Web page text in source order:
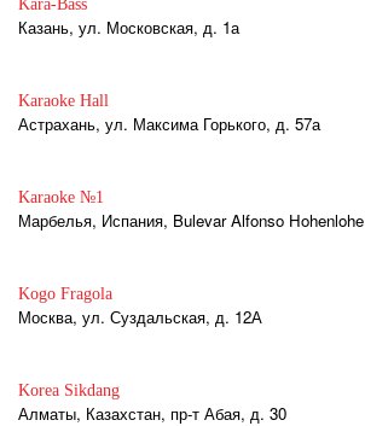
Kara-Bass
Казань, ул. Московская, д. 1а
Karaoke Hall
Астрахань, ул. Максима Горького, д. 57а
Karaoke №1
Марбелья, Испания, Bulevar Alfonso Hohenlohe
Kogo Fragola
Москва, ул. Суздальская, д. 12А
Korea Sikdang
Алматы, Казахстан, пр-т Абая, д. 30